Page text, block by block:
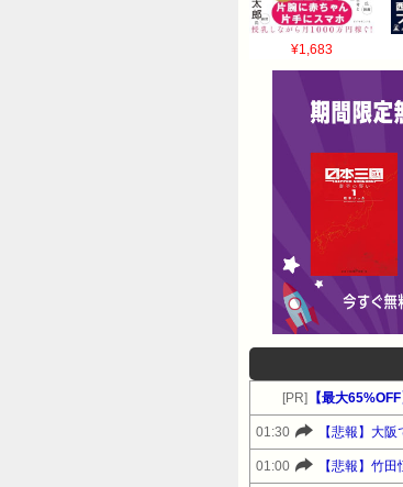
¥1,683
[PR] 【最大
01:30 【悲報】大
01:00